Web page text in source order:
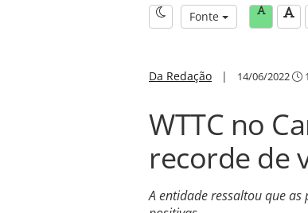
Fonte
Da Redação | 14/06/2022
WTTC no
recorde de
A entidade ressaltou que